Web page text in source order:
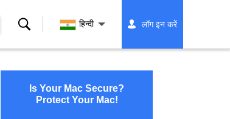
खोज हिन्दी लॉग इन करें
Is Your Mac Secure?
Protect Your Mac!